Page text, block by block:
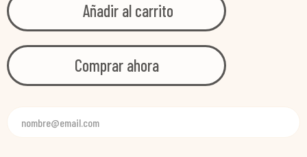
Añadir al carrito
Comprar ahora